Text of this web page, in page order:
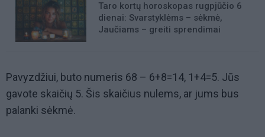
Taro kortų horoskopas rugpjūčio 6
dienai: Svarstyklėms – sėkmė,
Jaučiams – greiti sprendimai
Pavyzdžiui, buto numeris 68 – 6+8=14, 1+4=5. Jūs
gavote skaičių 5. Šis skaičius nulems, ar jums bus
palanki sėkmė.